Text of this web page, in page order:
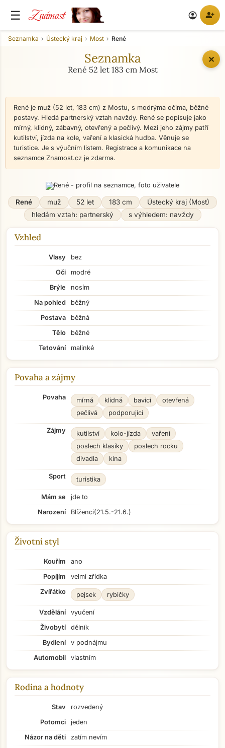
☰ Známost account_circle person_add
✕
Seznamka Ústecký kraj Most René
Seznamka
René 52 let 183 cm Most
René je muž (52 let, 183 cm) z Mostu, s modrýma očima, běžné
postavy. Hledá partnerský vztah navždy. René se popisuje jako
mírný, klidný, zábavný, otevřený a pečlivý. Mezi jeho zájmy patří
kutilství, jízda na kole, vaření a klasická hudba. Věnuje se
turistice. Je s výučním listem. Registrace a komunikace na
seznamce Znamost.cz je zdarma.
René muž 52 let 183 cm
Ústecký kraj (Most)
hledám vztah: partnerský
s výhledem: navždy
Vzhled
Vlasy
bez
Oči
modré
Brýle
nosím
Na pohled
běžný
Postava
běžná
Tělo
běžné
Tetování
malinké
Povaha a zájmy
Povaha mírná klidná bavící
otevřená
pečlivá
podporující
Zájmy kutilství kolo-jízda
vaření
poslech klasiky
poslech rocku
divadla
kina
Sport turistika
Mám se
jde to
Narození
Blíženci(21.5.-21.6.)
Životní styl
Kouřím
ano
Popíjím
velmi zřídka
Zvířátko
pejsek rybičky
Vzdělání
vyučení
Živobytí
dělník
Bydlení
v podnájmu
Automobil
vlastním
Rodina a hodnoty
Stav
rozvedený
Potomci
jeden
Názor na děti
zatím nevím